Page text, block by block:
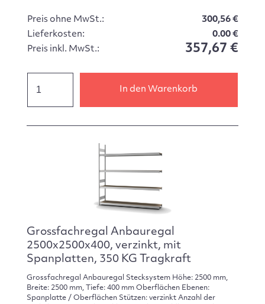
Preis ohne MwSt.:
300,56 €
Lieferkosten:
0.00 €
Preis inkl. MwSt.:
357,67 €
In den Warenkorb
Grossfachregal Anbauregal
2500x2500x400, verzinkt, mit
Spanplatten, 350 KG Tragkraft
Grossfachregal Anbauregal Stecksystem Höhe: 2500 mm,
Breite: 2500 mm, Tiefe: 400 mm Oberflächen Ebenen:
Spanplatte / Oberflächen Stützen: verzinkt Anzahl der